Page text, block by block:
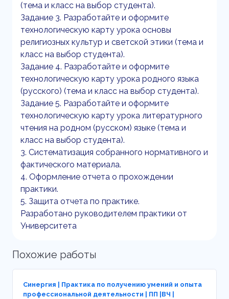
(тема и класс на выбор студента).
Задание 3. Разработайте и оформите
технологическую карту урока основы
религиозных культур и светской этики (тема и
класс на выбор студента).
Задание 4. Разработайте и оформите
технологическую карту урока родного языка
(русского) (тема и класс на выбор студента).
Задание 5. Разработайте и оформите
технологическую карту урока литературного
чтения на родном (русском) языке (тема и
класс на выбор студента).
3. Систематизация собранного нормативного и
фактического материала.
4. Оформление отчета о прохождении
практики.
5. Защита отчета по практике.
Разработано руководителем практики от
Университета
Похожие работы
Синергия | Практика по получению умений и опыта
профессиональной деятельности | ПП |ВЧ |